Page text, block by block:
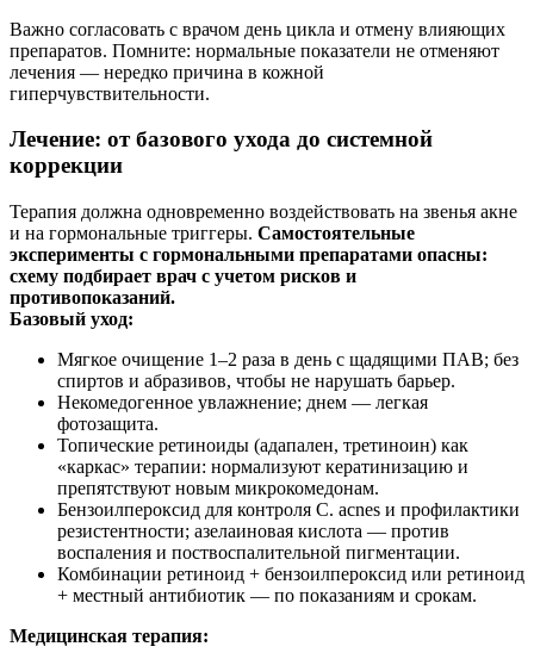
Важно согласовать с врачом день цикла и отмену влияющих
препаратов. Помните: нормальные показатели не отменяют
лечения — нередко причина в кожной
гиперчувствительности.
Лечение: от базового ухода до системной
коррекции
Терапия должна одновременно воздействовать на звенья акне
и на гормональные триггеры. Самостоятельные
эксперименты с гормональными препаратами опасны:
схему подбирает врач с учетом рисков и
противопоказаний.
Базовый уход:
Мягкое очищение 1–2 раза в день с щадящими ПАВ; без
спиртов и абразивов, чтобы не нарушать барьер.
Некомедогенное увлажнение; днем — легкая
фотозащита.
Топические ретиноиды (адапален, третиноин) как
«каркас» терапии: нормализуют кератинизацию и
препятствуют новым микрокомедонам.
Бензоилпероксид для контроля C. acnes и профилактики
резистентности; азелаиновая кислота — против
воспаления и поствоспалительной пигментации.
Комбинации ретиноид + бензоилпероксид или ретиноид
+ местный антибиотик — по показаниям и срокам.
Медицинская терапия: